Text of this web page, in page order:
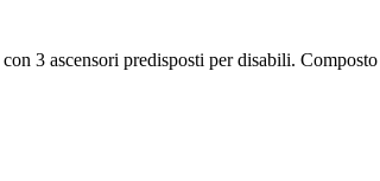
3 ascensori predisposti per disabili.